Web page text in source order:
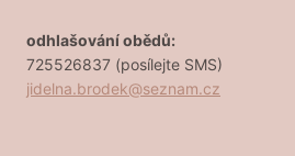
odhlašování obědů:
725526837 (posílejte SMS)
jidelna.brodek@seznam.cz